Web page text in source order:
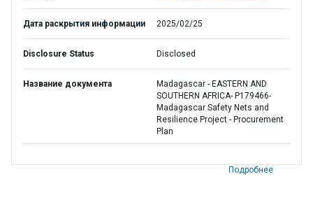
Дата раскрытия информации 2025/02/25
Disclosure Status Disclosed
Название документа
Madagascar - EASTERN AND
SOUTHERN AFRICA- P179466-
Madagascar Safety Nets and
Resilience Project - Procurement
Plan
Подробнее